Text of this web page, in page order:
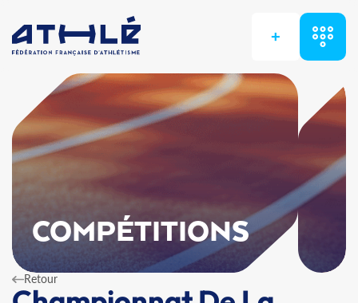
+
COMPÉTITIONS
Retour